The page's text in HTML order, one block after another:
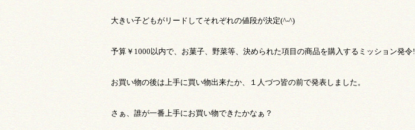
大きい子どもがリードしてそれぞれの値段が決定(^-^)
予算￥ 1000 以内で、お菓子、野菜等、決められた項目の商品を購入するミッション発令!
お買い物の後は上手に買い物出来たか、１人づつ皆の前で発表しました。
さぁ、誰が一番上手にお買い物できたかなぁ？